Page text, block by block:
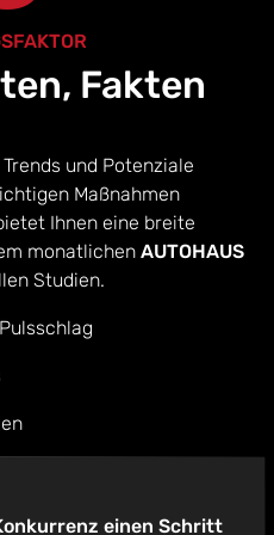
Fakten
und Potenziale
Maßnahmen
Ihnen eine breite
monatlichen AUTOHAUS
Studien.
einen Schritt